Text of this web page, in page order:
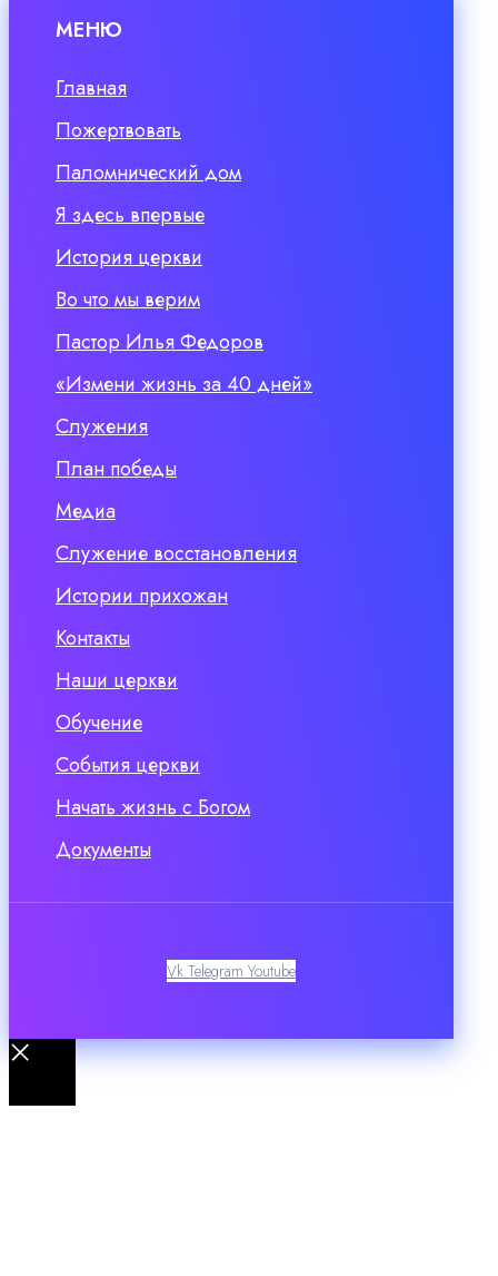
МЕНЮ
Главная
Пожертвовать
Паломнический дом
Я здесь впервые
История церкви
Во что мы верим
Пастор Илья Федоров
«Измени жизнь за 40 дней»
Служения
План победы
Медиа
Служение восстановления
Истории прихожан
Контакты
Наши церкви
Обучение
События церкви
Начать жизнь с Богом
Документы
Vk Telegram Youtube